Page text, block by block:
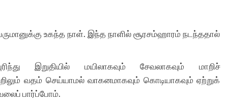
உகந்த நாள். இந்த நாளில் சூரசம்ஹாரம் நடந்ததால்
இறுதியில் மயிலாகவும் சேவலாகவும் மாறிச்
வதம் செய்யாமல் வாகனமாகவும் கொடியாகவும் ஏற்றுக்
பார்ப்போம்.